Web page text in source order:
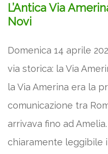
L’Antica Via
Novi
Domenica 14 aprile
via storica: la Via
la Via Amerina era la
comunicazione tra
arrivava fino ad
chiaramente leggibile